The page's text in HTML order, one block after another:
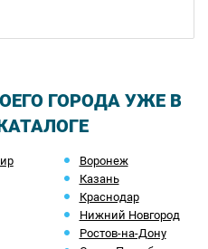
ГОРОДА УЖЕ В
Воронеж
Казань
Краснодар
Нижний Новгород
Ростов-на-Дону